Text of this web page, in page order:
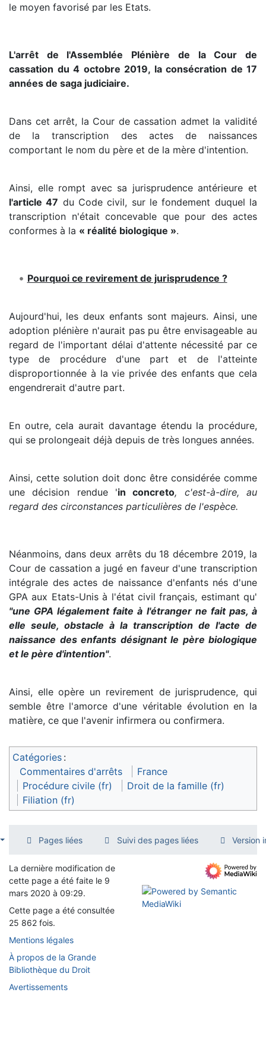
le moyen favorisé par les Etats.
L'arrêt de l'Assemblée Plénière de la Cour de
cassation du 4 octobre 2019, la consécration de 17
années de saga judiciaire.
Dans cet arrêt, la Cour de cassation admet la validité
de la transcription des actes de naissances
comportant le nom du père et de la mère d'intention.
Ainsi, elle rompt avec sa jurisprudence antérieure et
l'article 47 du Code civil, sur le fondement duquel la
transcription n'était concevable que pour des actes
conformes à la « réalité biologique ».
Pourquoi ce revirement de jurisprudence ?
Aujourd'hui, les deux enfants sont majeurs. Ainsi, une
adoption plénière n'aurait pas pu être envisageable au
regard de l'important délai d'attente nécessité par ce
type de procédure d'une part et de l'atteinte
disproportionnée à la vie privée des enfants que cela
engendrerait d'autre part.
En outre, cela aurait davantage étendu la procédure,
qui se prolongeait déjà depuis de très longues années.
Ainsi, cette solution doit donc être considérée comme
une décision rendue 'in concreto, c'est-à-dire, au
regard des circonstances particulières de l'espèce.
Néanmoins, dans deux arrêts du 18 décembre 2019, la
Cour de cassation a jugé en faveur d'une transcription
intégrale des actes de naissance d'enfants nés d'une
GPA aux Etats-Unis à l'état civil français, estimant qu'
"une GPA légalement faite à l'étranger ne fait pas, à
elle seule, obstacle à la transcription de l'acte de
naissance des enfants désignant le père biologique
et le père d'intention".
Ainsi, elle opère un revirement de jurisprudence, qui
semble être l'amorce d'une véritable évolution en la
matière, ce que l'avenir infirmera ou confirmera.
Catégories :
Commentaires d'arrêts
France
Procédure civile (fr)
Droit de la famille (fr)
Filiation (fr)
Pages liées Suivi des pages liées Version
La dernière modification de
cette page a été faite le 9
mars 2020 à 09:29.
Cette page a été consultée
25 862 fois.
Mentions légales
À propos de la Grande
Bibliothèque du Droit
Avertissements